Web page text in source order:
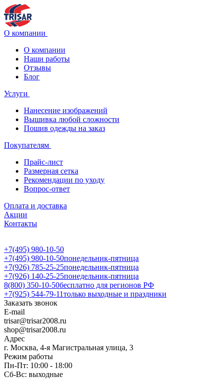
О компании
О компании
Наши работы
Отзывы
Блог
Услуги
Нанесение изображений
Вышивка любой сложности
Пошив одежды на заказ
Покупателям
Прайс-лист
Размерная сетка
Рекомендации по уходу
Вопрос-ответ
Оплата и доставка
Акции
Контакты
+7(495) 980-10-50
+7(495) 980-10-50понедельник-пятница
+7(926) 785-25-25понедельник-пятница
+7(926) 140-25-25понедельник-пятница
8(800) 350-10-50бесплатно для регионов РФ
+7(925) 544-79-11только выходные и праздники
Заказать звонок
E-mail
trisar@trisar2008.ru
shop@trisar2008.ru
Адрес
г. Москва, 4-я Магистральная улица, 3
Режим работы
Пн-Пт: 10:00 - 18:00
Сб-Вс: выходные